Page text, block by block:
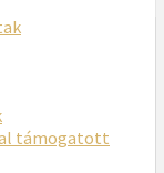
támogatott